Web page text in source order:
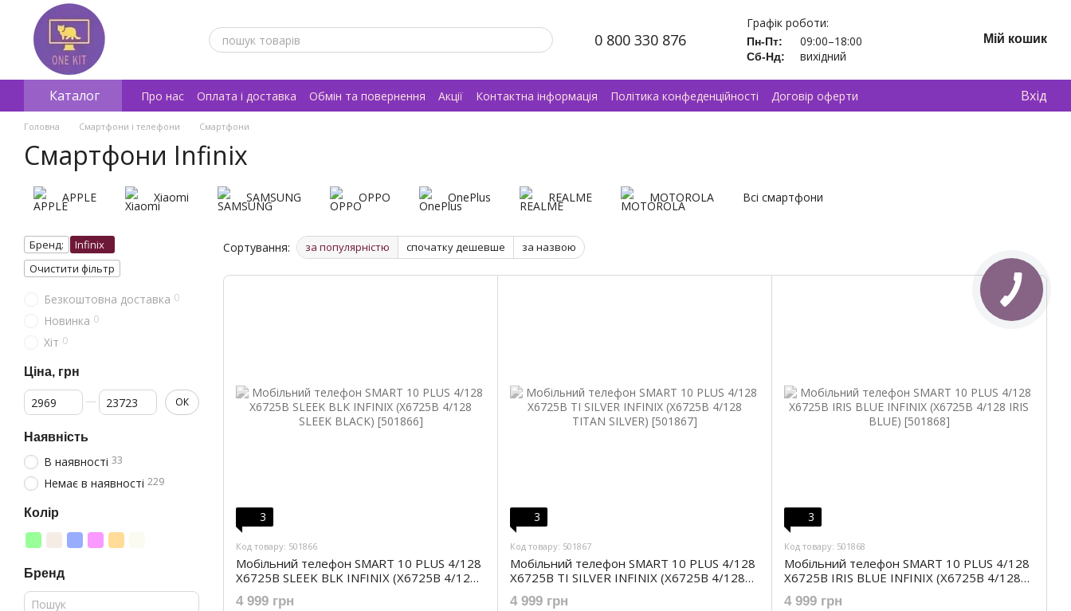
Перейти к основному контенту
0 800 330 876
Графік роботи:
Пн-Пт: 09:00–18:00
Сб-Нд: вихідний
Мій кошик
Каталог Про нас Оплата і доставка Обмін та повернення Акції Контактна інформація Політика конфеденційності
Договір оферти
Відгуки про магазин
Вхід
Головна Смартфони і телефони Смартфони
Смартфони Infinix
APPLE Xiaomi SAMSUNG OPPO OnePlus REALME MOTOROLA Всі смартфони
Сортування: за популярністю спочатку дешевше за назвою
3
Код товару: 501866
Мобільний телефон SMART 10 PLUS 4/128
X6725B SLEEK BLK INFINIX (X6725B 4/128
SLEEK BLACK)
4 999 грн
3
Код товару: 501867
Мобільний телефон SMART 10 PLUS 4/128
X6725B TI SILVER INFINIX (X6725B 4/128
TITAN SILVER)
4 999 грн
3
Код товару: 501868
Мобільний телефон SMART 10 PLUS 4/128
X6725B IRIS BLUE INFINIX (X6725B 4/128
IRIS BLUE)
4 999 грн
Бренд:
Infinix
Очистити фільтр
Безкоштовна доставка 0
Новинка 0
Хіт 0
Ціна, грн
От Ціна, грн
До Ціна, грн ОК
Наявність
В наявності 33
Немає в наявності 229
Колір
Бренд